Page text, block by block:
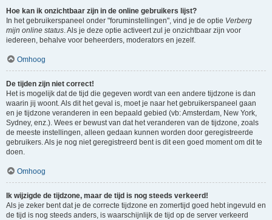
Hoe kan ik onzichtbaar zijn in de online gebruikers lijst?
In het gebruikerspaneel onder "foruminstellingen", vind je de optie Verberg
mijn online status. Als je deze optie activeert zul je onzichtbaar zijn voor
iedereen, behalve voor beheerders, moderators en jezelf.
Omhoog
De tijden zijn niet correct!
Het is mogelijk dat de tijd die gegeven wordt van een andere tijdzone is dan
waarin jij woont. Als dit het geval is, moet je naar het gebruikerspaneel gaan
en je tijdzone veranderen in een bepaald gebied (vb: Amsterdam, New York,
Sydney, enz.). Wees er bewust van dat het veranderen van de tijdzone, zoals
de meeste instellingen, alleen gedaan kunnen worden door geregistreerde
gebruikers. Als je nog niet geregistreerd bent is dit een goed moment om dit te
doen.
Omhoog
Ik wijzigde de tijdzone, maar de tijd is nog steeds verkeerd!
Als je zeker bent dat je de correcte tijdzone en zomertijd goed hebt ingevuld en
de tijd is nog steeds anders, is waarschijnlijk de tijd op de server verkeerd